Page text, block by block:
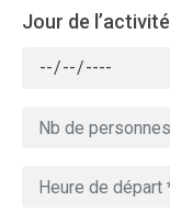
Jour de l’activité